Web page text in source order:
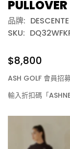
品牌: DESCENTE
SKU:
$8,800
ASH GOLF 會員招
輸入折扣碼「